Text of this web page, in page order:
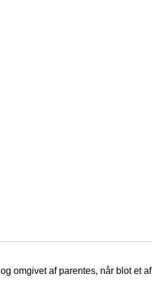
og omgivet af parentes, når blot et